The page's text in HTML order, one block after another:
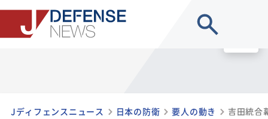
Jディフェンスニュース 日本の防衛 要人の動き